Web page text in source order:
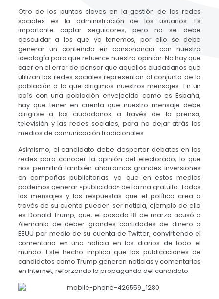
Otro de los puntos claves en la gestión de las redes
sociales es la administración de los usuarios. Es
importante captar seguidores, pero no se debe
descuidar a los que ya tenemos, por ello se debe
generar un contenido en consonancia con nuestra
ideología para que refuerce nuestra opinión. No hay que
caer en el error de pensar que aquellos ciudadanos que
utilizan las redes sociales representan al conjunto de la
población a la que dirigimos nuestros mensajes. En un
país con una población envejecida como es España,
hay que tener en cuenta que nuestro mensaje debe
dirigirse a los ciudadanos a través de la prensa,
televisión y las redes sociales, para no dejar atrás los
medios de comunicación tradicionales.
Asimismo, el candidato debe despertar debates en las
redes para conocer la opinión del electorado, lo que
nos permitirá también ahorrarnos grandes inversiones
en campañas publicitarias, ya que en estos medios
podemos generar «publicidad» de forma gratuita. Todos
los mensajes y las respuestas que el político crea a
través de su cuenta pueden ser noticia, ejemplo de ello
es Donald Trump, que, el pasado 18 de marzo acusó a
Alemania de deber grandes cantidades de dinero a
EEUU por medio de su cuenta de Twitter, convirtiendo el
comentario en una noticia en los diarios de todo el
mundo. Este hecho implica que las publicaciones de
candidatos como Trump generen noticias y comentarios
en Internet, reforzando la propaganda del candidato.